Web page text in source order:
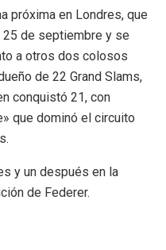
próxima en Londres, que
25 de septiembre y se
a otros dos colosos
de 22 Grand Slams,
conquistó 21, con
que dominó el circuito
y un después en la
de Federer.